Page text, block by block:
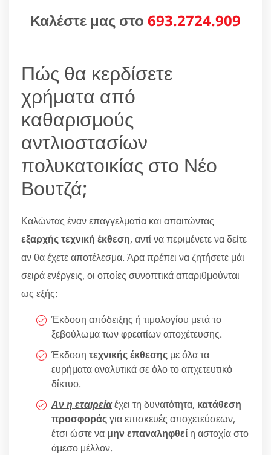
Καλέστε μας στο 693.2724.909
Πώς θα κερδίσετε
χρήματα από
καθαρισμούς
αντλιοστασίων
πολυκατοικίας στο Νέο
Βουτζά;
Καλώντας έναν επαγγελματία και απαιτώντας
εξαρχής τεχνική έκθεση, αντί να περιμένετε να δείτε
αν θα έχετε αποτέλεσμα. Άρα πρέπει να ζητήσετε μάι
σειρά ενέργεις, οι οποίες συνοπτικά απαριθμούνται
ως εξής:
Έκδοση απόδειξης ή τιμολογίου μετά το
ξεβούλωμα των φρεατίων αποχέτευσης.
Έκδοση τεχνικής έκθεσης με όλα τα
ευρήματα αναλυτικά σε όλο το απχετευτικό
δίκτυο.
Αν η εταιρείαέχει τη δυνατότητα, κατάθεση
προσφοράςγια επισκευές αποχετεύσεων,
έτσι ώστε να μην επαναληφθεί η αστοχία στο
άμεσο μέλλον.